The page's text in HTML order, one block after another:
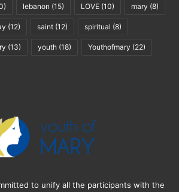
lebanon (15) LOVE (10) mary (8)
(12) saint (12) spiritual (8)
(13) youth (18) Youthofmary (22)
to unify all the participants with the